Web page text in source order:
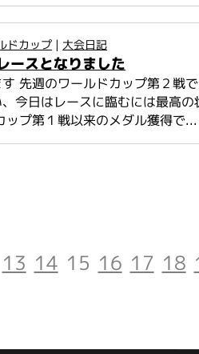
ドカップ | 大会日記
ースとなりました
先週のワールドカップ第２戦で
今日はレースに臨むには最高の
プ第１戦以来のメダル獲得で...
13 14 15 16 17 18